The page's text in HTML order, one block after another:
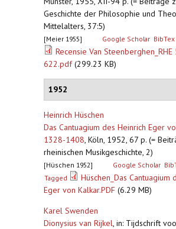
Geschichte der Philosophie und
Mittelalters, 37:5)
[Meier 1955] Google Scholar BibTex
Recensie Van
622.pdf(299.23 KB)
1952
Heinrich Hüschen
Das Cantuagium des Heinrich Eger
1328-1408, Köln, 1952, 67 p. (=
rheinischen Musikgeschichte, 2)
[Hüschen 1952] Google Scholar
Tagged
Hüschen_Das Cantuagium
Eger von Kalkar.PDF (6.29 MB)
Karel Swenden
Dionysius van Rijkel, in: Tijdschrift